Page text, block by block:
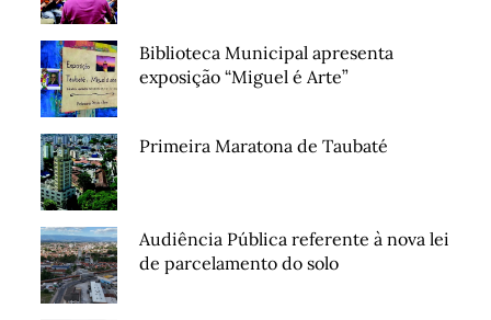
Biblioteca Municipal apresenta
exposição “Miguel é Arte”
Primeira Maratona de Taubaté
Audiência Pública referente à nova lei
de parcelamento do solo